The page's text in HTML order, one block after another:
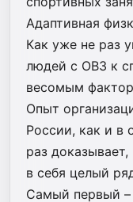
Адаптивная
Как уже не раз
людей с ОВЗ к
весомым
Опыт
России, как и в
раз
в себя целый
Самый первый –